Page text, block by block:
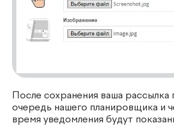
После сохранения ваша рассылка
очередь нашего планировщика и
время уведомления будут